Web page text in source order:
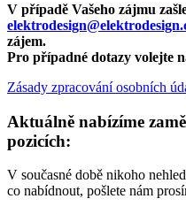
V případě Vašeho zájmu
zájem.
Pro případné dotazy volejte
Zásady zpracování osobních
Aktuálně nabízíme
pozicích:
V současné době nikoho
co nabídnout, pošlete nám